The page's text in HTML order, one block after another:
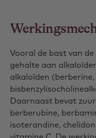
Vooral de bast van
gehalte aan
alkaloïden
Daarnaast bevat
berberubine,
isoterandine,